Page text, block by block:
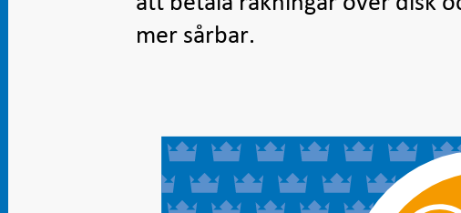
mer sårbar.